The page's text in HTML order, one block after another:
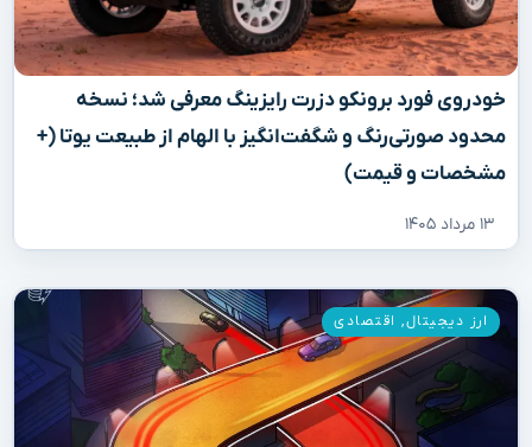
خودروی فورد برونکو دزرت رایزینگ معرفی شد؛ نسخه
محدود صورتی‌رنگ و شگفت‌انگیز با الهام از طبیعت یوتا (+
مشخصات و قیمت)
۱۳ مرداد ۱۴۰۵
ارز دیجیتال, اقتصادی